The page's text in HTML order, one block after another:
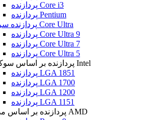
پردازنده Core i3
پردازنده Pentium
پردازنده سری Core Ultra
پردازنده Core Ultra 9
پردازنده Core Ultra 7
پردازنده Core Ultra 5
پردازنده بر اساس سوکت Intel
پردازنده LGA 1851
پردازنده LGA 1700
پردازنده LGA 1200
پردازنده LGA 1151
پردازنده بر اساس مدل AMD